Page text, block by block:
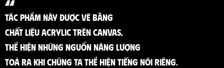
TÁC PHẨM NÀY ĐƯỢC VẼ BẰNG
CHẤT LIỆU ACRYLIC TRÊN CANVAS,
THỂ HIỆN NHỮNG NGUỒN NĂNG LƯỢNG
TOẢ RA KHI CHÚNG TA THỂ HIỆN TIẾNG NÓI RIÊNG.